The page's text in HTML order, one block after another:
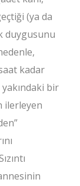
(ya da
duygusunu
kadar
bir
ilerleyen